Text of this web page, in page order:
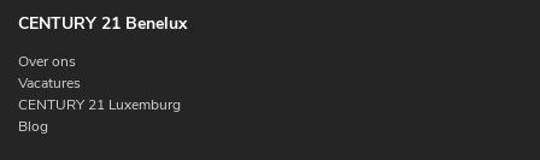
CENTURY 21 Benelux
Over ons
Vacatures
CENTURY 21 Luxemburg
Blog